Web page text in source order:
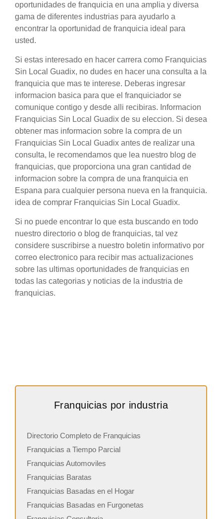
oportunidades de franquicia en una amplia y diversa
gama de diferentes industrias para ayudarlo a
encontrar la oportunidad de franquicia ideal para
usted.
Si estas interesado en hacer carrera como Franquicias
Sin Local Guadix, no dudes en hacer una consulta a la
franquicia que mas te interese. Deberas ingresar
informacion basica para que el franquiciador se
comunique contigo y desde alli recibiras. Informacion
Franquicias Sin Local Guadix de su eleccion. Si desea
obtener mas informacion sobre la compra de un
Franquicias Sin Local Guadix antes de realizar una
consulta, le recomendamos que lea nuestro blog de
franquicias, que proporciona una gran cantidad de
informacion sobre la compra de una franquicia en
Espana para cualquier persona nueva en la franquicia.
idea de comprar Franquicias Sin Local Guadix.
Si no puede encontrar lo que esta buscando en todo
nuestro directorio o blog de franquicias, tal vez
considere suscribirse a nuestro boletin informativo por
correo electronico para recibir mas actualizaciones
sobre las ultimas oportunidades de franquicias en
todas las categorias y noticias de la industria de
franquicias.
Franquicias por industria
Directorio Completo de Franquicias
Franquicias a Tiempo Parcial
Franquicias Automoviles
Franquicias Baratas
Franquicias Basadas en el Hogar
Franquicias Basadas en Furgonetas